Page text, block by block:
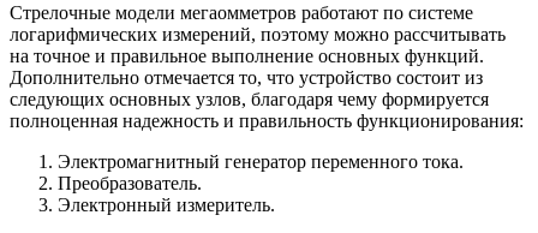
Стрелочные модели мегаомметров работают по системе
логарифмических измерений, поэтому можно рассчитывать
на точное и правильное выполнение основных функций.
Дополнительно отмечается то, что устройство состоит из
следующих основных узлов, благодаря чему формируется
полноценная надежность и правильность функционирования:
Электромагнитный генератор переменного тока.
Преобразователь.
Электронный измеритель.